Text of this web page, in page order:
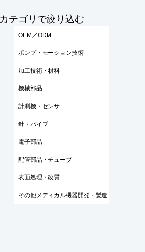
​カテゴリで絞り込む
OEM／ODM
ポンプ・モーション技術
加工技術・材料
機械部品
計測機・センサ
針・パイプ
電子部品
配管部品・チューブ
表面処理・改質
その他メディカル機器開発・製造